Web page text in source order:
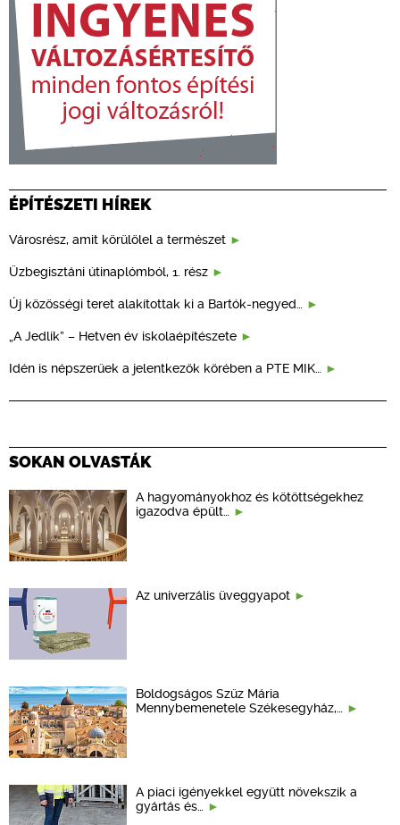
ÉPÍTÉSZETI HÍREK
Városrész, amit körülölel a természet
Üzbegisztáni útinaplómból, 1. rész
Új közösségi teret alakítottak ki a Bartók-negyed…
„A Jedlik” – Hetven év iskolaépítészete
Idén is népszerűek a jelentkezők körében a PTE MIK…
SOKAN OLVASTÁK
A hagyományokhoz és kötöttségekhez
igazodva épült…
Az univerzális üveggyapot
Boldogságos Szűz Mária
Mennybemenetele Székesegyház,…
A piaci igényekkel együtt növekszik a
gyártás és…